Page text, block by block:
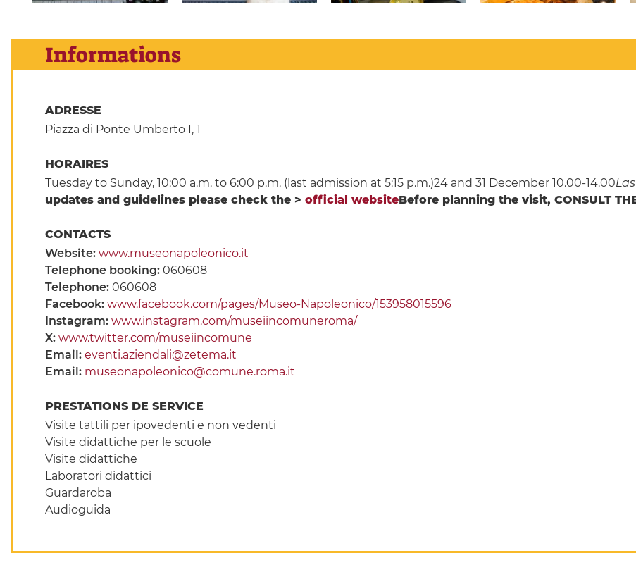
Informations
ADRESSE
Piazza di Ponte Umberto I, 1
HORAIRES
Tuesday to Sunday, 10:00 a.m. to 6:00 p.m. (last admission at 5:15 p.m.)24 and 31 December 10.00-14.00
updates and guidelines please check the > official websiteBefore planning the visit, CONSULT
CONTACTS
Website: www.museonapoleonico.it
Telephone booking: 060608
Telephone: 060608
Facebook: www.facebook.com/pages/Museo-Napoleonico/153958015596
Instagram: www.instagram.com/museiincomuneroma/
X: www.twitter.com/museiincomune
Email: eventi.aziendali@zetema.it
Email: museonapoleonico@comune.roma.it
PRESTATIONS DE SERVICE
Visite tattili per ipovedenti e non vedenti
Visite didattiche per le scuole
Visite didattiche
Laboratori didattici
Guardaroba
Audioguida